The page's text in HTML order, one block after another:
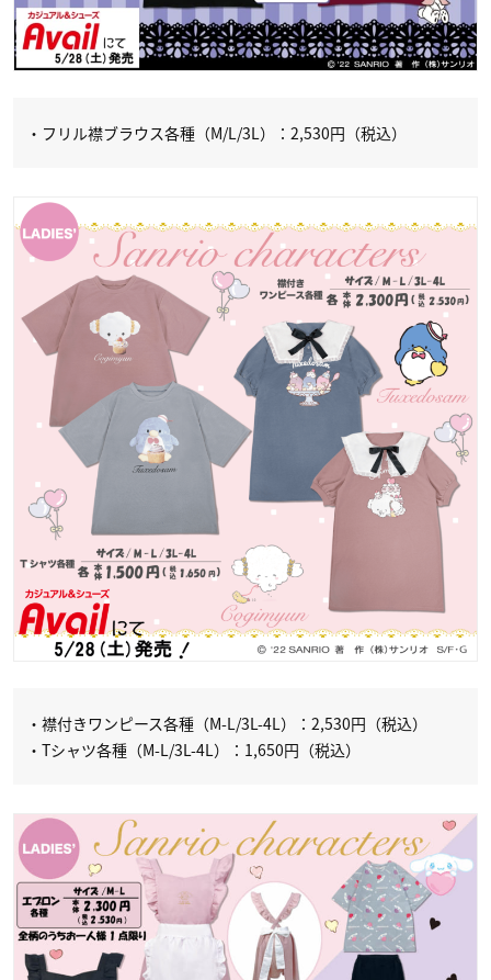
・フリル襟ブラウス各種（M/L/3L）：2,530円（税込）
・襟付きワンピース各種（M-L/3L-4L）：2,530円（税込）
・Tシャツ各種（M-L/3L-4L）：1,650円（税込）